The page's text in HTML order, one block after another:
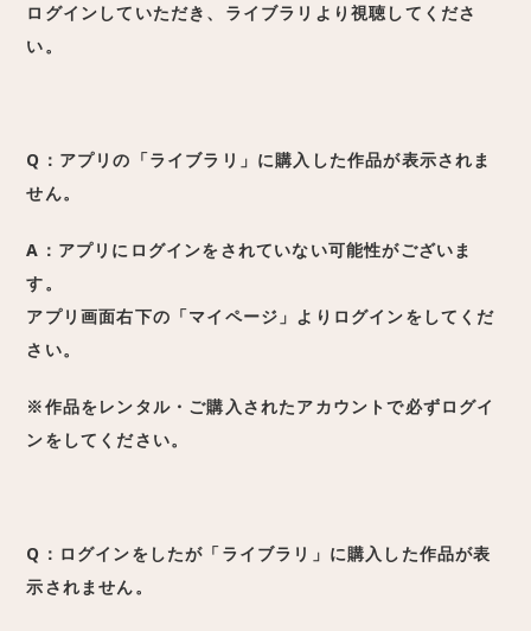
ログインしていただき、ライブラリより視聴してくださ
い。
Q：アプリの「ライブラリ」に購入した作品が表示されま
せん。
A：アプリにログインをされていない可能性がございま
す。
アプリ画面右下の「マイページ」よりログインをしてくだ
さい。
※作品をレンタル・ご購入されたアカウントで必ずログイ
ンをしてください。
Q：ログインをしたが「ライブラリ」に購入した作品が表
示されません。